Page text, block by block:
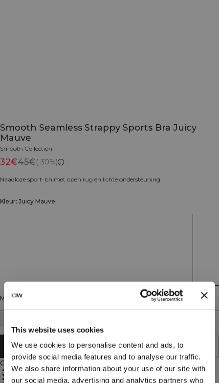
This website uses cookies
We use cookies to personalise content and ads, to
provide social media features and to analyse our traffic.
We also share information about your use of our site with
our social media, advertising and analytics partners who
Smooth Seamless Strappy Sports Bra Juicy
Mauve
Smooth Collection
32€45€(-30%)
Naadloze sport-bh met open rug en lichte ondersteuning.
Kleur: Juicy Mauve
Maat
AAN WINKELWAGENTJE TOEVOEGEN
Omschrijving
92% gerecycled polyamide, 8% elastan
Lichte ondersteuning